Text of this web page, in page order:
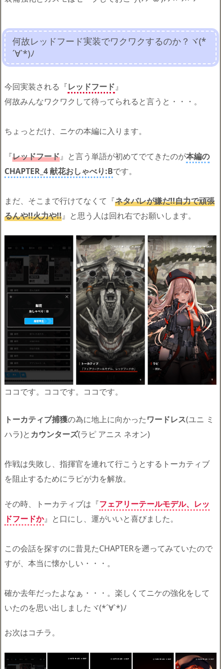
何故レッドフード実装でワクワクするのか？ヾ(*
´∀`*)ﾉ
今回実装される『レッドフード』
何故みんなワクワクして待ってられると言うと・・・。
ちょっとだけ、ニケの本編に入ります。
『レッドフード』と言う単語が初めてでてきたのが本編の
CHAPTER_4 献花おしゃべり:Bです。
まだ、そこまで行けてなくて『ネタバレが嫌だ!!自力で頑張
るんや!!火力や!!』と思う人は回れ右でお願いします。
ココです。ココです。ココです。
トーカティブ捕獲の為に地上に向かったワードレス(ユニ ミ
ハラ)と カウンターズ(ラピ アニス ネオン)
作戦は失敗し、指揮官を連れて行こうとするトーカティブ
を阻止するためにラピが力を解放。
その時、トーカティブは『フェアリーテールモデル、レッ
ドフードか』と口にし、運がいいと喜びました。
この会話を探すのに昔見たCHAPTERを遡ってみていたので
すが、本当に懐かしい・・・。
確か去年だったよなぁ・・・。楽しくてニケの強化をして
いたのを思い出しましたヾ(*´∀`*)ﾉ
お次はコチラ。